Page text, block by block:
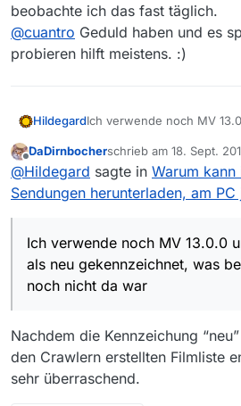
beobachte ich das fast täglich.
@cuantro Geduld haben und es
probieren hilft meistens. :)
HildegardIch verwende noch MV
noch nicht da war. Egal, ob
Tagen war. Zu Mittag habe
dann wieder um 18:00, da
Stunden alt und
auftauchen, verschwinden
beim ORF beobachte ich
@cuantroGeduld haben und es später nochmal
probieren hilft meistens. :)
Offline
DaDirnbocherschrieb am 18. Sept.
zuletzt editiert von
@Hildegard sagte in Warum
Sendungen herunterladen, am
Ich verwende noch MV 13.0.0
als neu gekennzeichnet, was
noch nicht da war
Nachdem die Kennzeichung
den Crawlern erstellten Filmliste
sehr überraschend.